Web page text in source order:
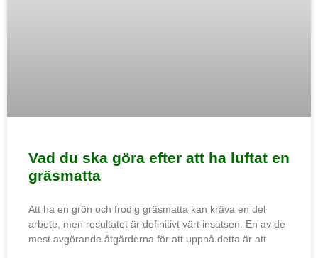
Vad du ska göra efter att ha luftat en
gräsmatta
Att ha en grön och frodig gräsmatta kan kräva en del
arbete, men resultatet är definitivt värt insatsen. En av de
mest avgörande åtgärderna för att uppnå detta är att